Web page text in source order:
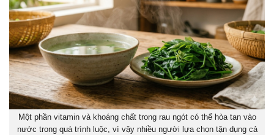
Một phần vitamin và khoáng chất trong rau ngót có thể hòa tan vào
nước trong quá trình luộc, vì vậy nhiều người lựa chọn tận dụng cả